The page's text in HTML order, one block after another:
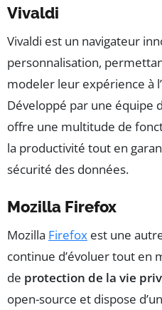
Vivaldi
Vivaldi est un navigateur
personnalisation,
modeler leur expérience à
Développé par une équipe
offre une multitude de
la productivité tout en
sécurité des données.
Mozilla Firefox
Mozilla Firefox est une
continue d’évoluer tout en
de protection de la vie
open-source et dispose